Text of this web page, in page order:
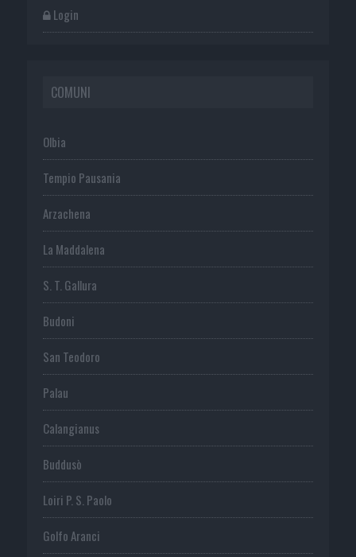
Login
COMUNI
Olbia
Tempio Pausania
Arzachena
La Maddalena
S. T. Gallura
Budoni
San Teodoro
Palau
Calangianus
Buddusò
Loiri P. S. Paolo
Golfo Aranci